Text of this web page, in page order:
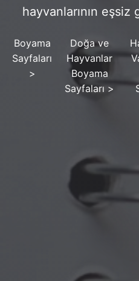
hayvanlarının
Boyama
Sayfaları
>
Doğa ve
Hayvanlar
Boyama
Sayfaları >